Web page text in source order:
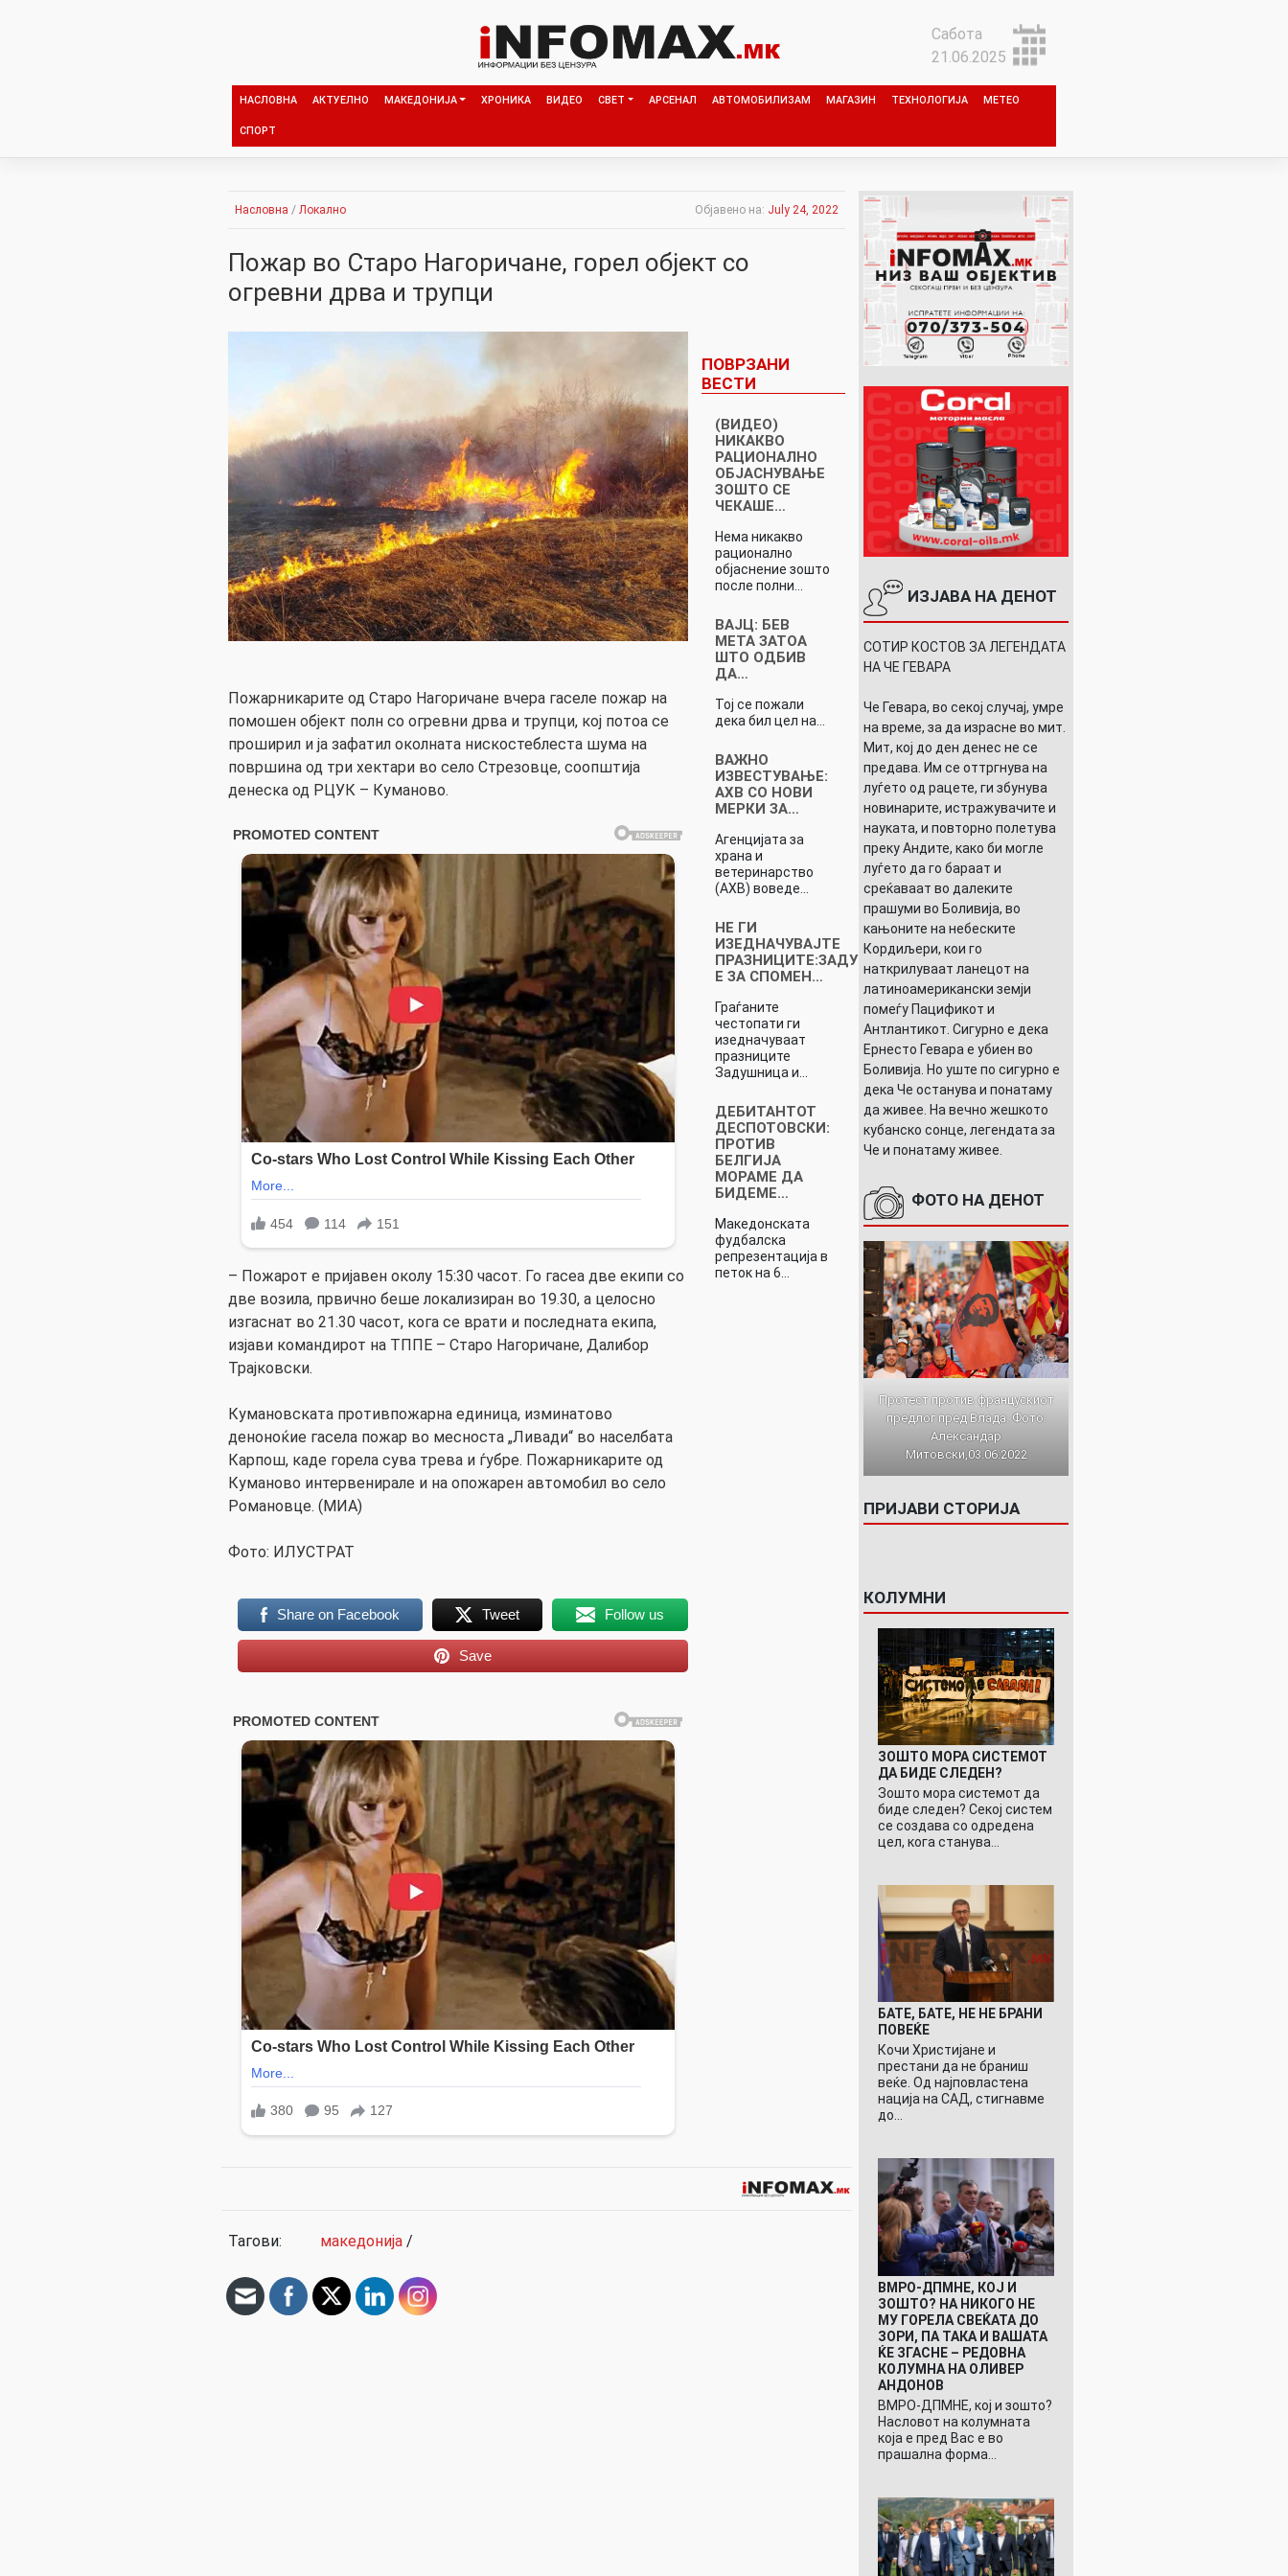
Сабота
21.06.2025
НАСЛОВНА АКТУЕЛНО МАКЕДОНИЈА ХРОНИКА ВИДЕО СВЕТ АРСЕНАЛ АВТОМОБИЛИЗАМ МАГАЗИН ТЕХНОЛОГИЈА МЕТЕО
СПОРТ
Насловна / Локално Објавено на: July 24, 2022
Пожар во Старо Нагоричане, горел објект со
огревни дрва и трупци
Пожарникарите од Старо Нагоричане вчера гаселе пожар на
помошен објект полн со огревни дрва и трупци, кој потоа се
проширил и ја зафатил околната нискостеблеста шума на
површина од три хектари во село Стрезовце, соопштија
денеска од РЦУК – Куманово.
– Пожарот е пријавен околу 15:30 часот. Го гасеа две екипи со
две возила, првично беше локализиран во 19.30, а целосно
изгаснат во 21.30 часот, кога се врати и последната екипа,
изјави командирот на ТППЕ – Старо Нагоричане, Далибор
Трајковски.
Кумановската противпожарна единица, изминатово
деноноќие гасела пожар во месноста „Ливади“ во населбата
Карпош, каде горела сува трева и ѓубре. Пожарникарите од
Куманово интервенирале и на опожарен автомобил во село
Романовце. (МИА)
Фoто: ИЛУСТРАТ
Share on Facebook Tweet Follow us
Save
ПОВРЗАНИ
ВЕСТИ
(ВИДЕО)
НИКАКВО
РАЦИОНАЛНО
ОБЈАСНУВАЊЕ
ЗОШТО СЕ
ЧЕКАШЕ…
Нема никакво
рационално
објаснение зошто
после полни…
ВАЈЦ: БЕВ
МЕТА ЗАТОА
ШТО ОДБИВ
ДА…
Тој се пожали
дека бил цел на…
ВАЖНО
ИЗВЕСТУВАЊЕ:
АХВ СО НОВИ
МЕРКИ ЗА…
Агенцијата за
храна и
ветеринарство
(АХВ) воведе…
НЕ ГИ
ИЗЕДНАЧУВАЈТЕ
ПРАЗНИЦИТЕ:ЗАДУШНИЦАТА
Е ЗА СПОМЕН…
Граѓаните
честопати ги
изедначуваат
празниците
Задушница и…
ДЕБИТАНТОТ
ДЕСПОТОВСКИ:
ПРОТИВ
БЕЛГИЈА
МОРАМЕ ДА
БИДЕМЕ…
Македонската
фудбалска
репрезентација в
петок на 6…
Тагови: македонија /
ИЗЈАВА НА ДЕНОТ
СОТИР КОСТОВ ЗА ЛЕГЕНДАТА
НА ЧЕ ГЕВАРА
Че Гевара, во секој случај, умре
на време, за да израсне во мит.
Мит, кој до ден денес не се
предава. Им се оттргнува на
луѓето од рацете, ги збунува
новинарите, истражувачите и
науката, и повторно полетува
преку Андите, како би могле
луѓето да го бараат и
среќаваат во далеките
прашуми во Боливија, во
кањоните на небеските
Кордиљери, кои го
наткрилуваат ланецот на
латиноамерикански земји
помеѓу Пацификот и
Антлантикот. Сигурно е дека
Ернесто Гевара е убиен во
Боливија. Но уште по сигурно е
дека Че останува и понатаму
да живее. На вечно жешкото
кубанско сонце, легендата за
Че и понатаму живее.
ФОТО НА ДЕНОТ
Протест против францускиот
предлог пред Влада. Фото:
Александар
Митовски,03.06.2022
ПРИЈАВИ СТОРИЈА
КОЛУМНИ
ЗОШТО МОРА СИСТЕМОТ
ДА БИДЕ СЛЕДЕН?
Зошто мора системот да
биде следен? Секој систем
се создава со одредена
цел, кога станува…
БАТЕ, БАТЕ, НЕ НЕ БРАНИ
ПОВЕЌЕ
Кочи Христијане и
престани да не браниш
веќе. Од најповластена
нација на САД, стигнавме
до…
ВМРО-ДПМНЕ, КОЈ И
ЗОШТО? НА НИКОГО НЕ
МУ ГОРЕЛА СВЕЌАТА ДО
ЗОРИ, ПА ТАКА И ВАШАТА
ЌЕ ЗГАСНЕ – РЕДОВНА
КОЛУМНА НА ОЛИВЕР
АНДОНОВ
ВМРО-ДПМНЕ, кој и зошто?
Насловот на колумната
која е пред Вас е во
прашална форма…